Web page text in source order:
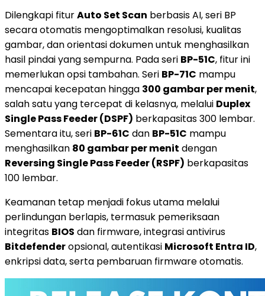
Dilengkapi fiturAuto Set Scan berbasis AI, seri BP
secara otomatis mengoptimalkan resolusi, kualitas
gambar, dan orientasi dokumen untuk menghasilkan
hasil pindai yang sempurna. Pada seri BP-51C, fitur ini
memerlukan opsi tambahan. Seri BP-71C mampu
mencapai kecepatan hingga 300 gambar per menit,
salah satu yang tercepat di kelasnya, melalui Duplex
Single Pass Feeder (DSPF) berkapasitas 300 lembar.
Sementara itu, seri BP-61C dan BP-51C mampu
menghasilkan 80 gambar per menit dengan
Reversing Single Pass Feeder (RSPF) berkapasitas
100 lembar.
Keamanan tetap menjadi fokus utama melalui
perlindungan berlapis, termasuk pemeriksaan
integritas BIOS dan firmware, integrasi antivirus
Bitdefenderopsional, autentikasi Microsoft Entra ID,
enkripsi data, serta pembaruan firmware otomatis.